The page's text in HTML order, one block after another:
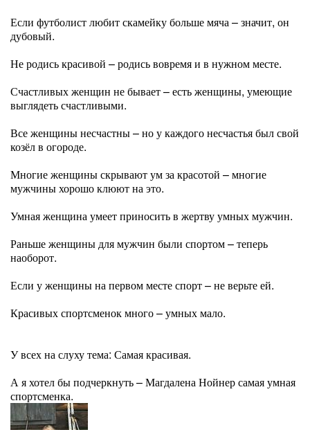
Если футболист любит скамейку больше мяча – значит, он
дубовый.
Не родись красивой – родись вовремя и в нужном месте.
Счастливых женщин не бывает – есть женщины, умеющие
выглядеть счастливыми.
Все женщины несчастны – но у каждого несчастья был свой
козёл в огороде.
Многие женщины скрывают ум за красотой – многие
мужчины хорошо клюют на это.
Умная женщина умеет приносить в жертву умных мужчин.
Раньше женщины для мужчин были спортом – теперь
наоборот.
Если у женщины на первом месте спорт – не верьте ей.
Красивых спортсменок много – умных мало.
У всех на слуху тема: Самая красивая.
А я хотел бы подчеркнуть – Магдалена Нойнер самая умная
спортсменка.